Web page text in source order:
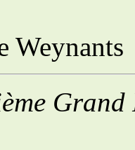
Weynants
Grand